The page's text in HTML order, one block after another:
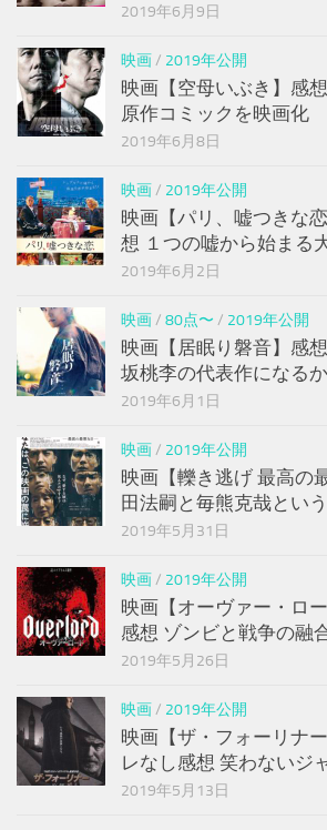
2019年6月9日
映画/ 2019年公開
映画【空母いぶき】感
原作コミックを映画化
2019年6月8日
映画/ 2019年公開
映画【パリ、嘘つきな
想 １つの嘘から始まる
2019年6月2日
映画/ 80点〜 / 2019年公開
映画【居眠り磐音】感
坂桃李の代表作になるか
2019年6月1日
映画/ 2019年公開
映画【轢き逃げ 最高の
田法嗣と毎熊克哉とい
2019年5月31日
映画/ 2019年公開
映画【オーヴァー・ロ
感想 ゾンビと戦争の融
2019年5月26日
映画/ 2019年公開
映画【ザ・フォーリナ
レなし感想 笑わないジ
2019年5月13日